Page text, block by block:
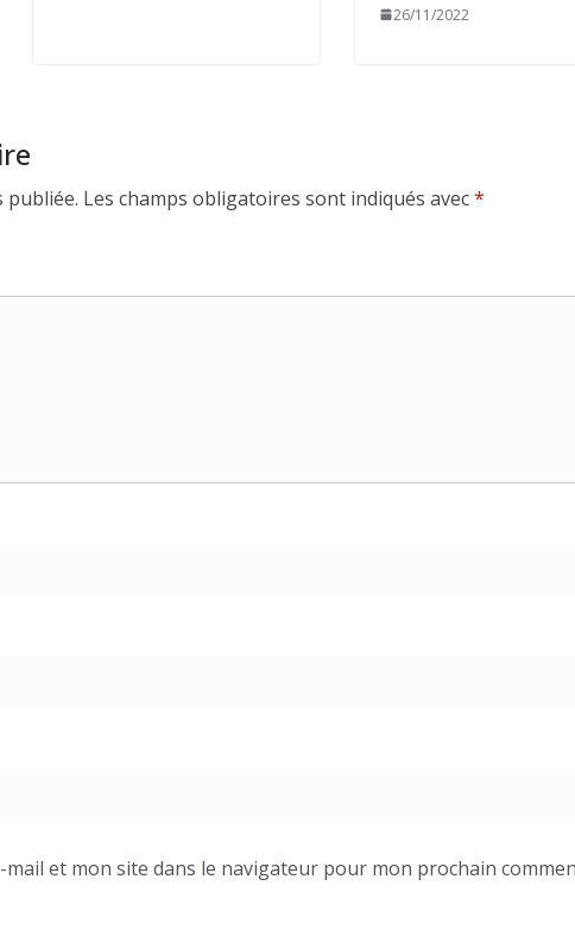
26/11/2022
publiée. Les champs obligatoires sont indiqués avec*
et mon site dans le navigateur pour mon prochain